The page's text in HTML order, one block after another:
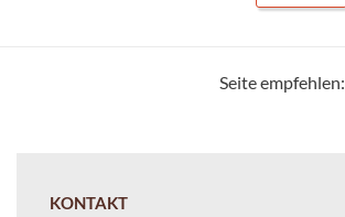
Seite empfehlen:
KONTAKT